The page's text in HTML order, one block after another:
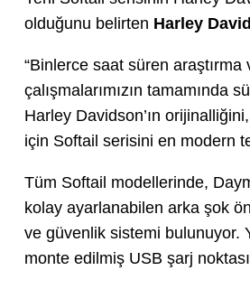
olduğunu belirten Harley
“Binlerce saat süren
çalışmalarımızın tamamında
Harley Davidson’ın
için Softail serisini en modern
Tüm Softail modellerinde,
kolay ayarlanabilen arka şok
ve güvenlik sistemi bulunuyor.
monte edilmiş USB şarj